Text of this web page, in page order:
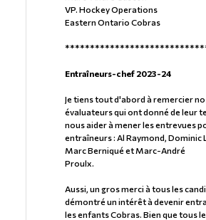
VP. Hockey Operations
Eastern Ontario Cobras
Entraîneurs-chef 2023-24
Je tiens tout d'abord à remercier
évaluateurs qui ont donné de leur
nous aider à mener les entrevues
entraîneurs : Al Raymond, Dominic
Marc Berniqué et Marc-André
Proulx.
Aussi, un gros merci à tous les
démontré un intérêt à devenir
les enfants Cobras. Bien que tous